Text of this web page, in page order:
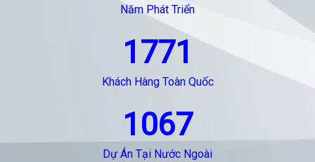
Năm Phát Triển
1771
Khách Hàng Toàn Quốc
1067
Dự Án Tại Nước Ngoài